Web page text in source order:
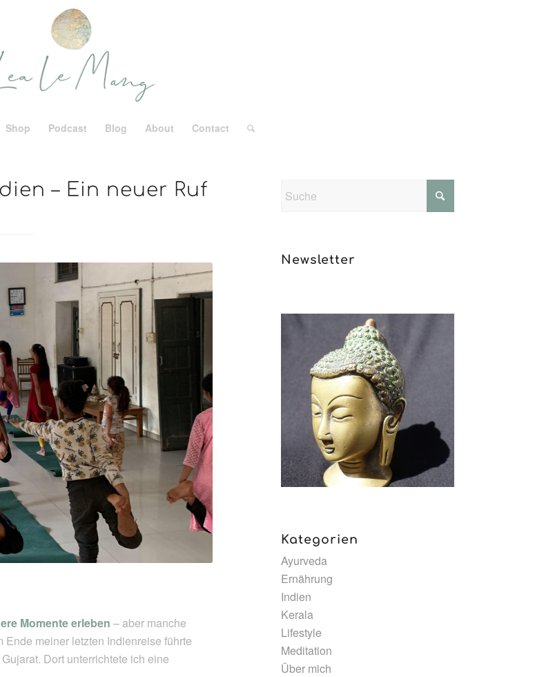
Shop Podcast Blog About Contact
– Ein neuer Ruf
Momente erleben – aber manche
meiner letzten Indienreise führte
Dort unterrichtete ich eine
Newsletter
Kategorien
Ayurveda
Ernährung
Indien
Kerala
Lifestyle
Meditation
Über mich